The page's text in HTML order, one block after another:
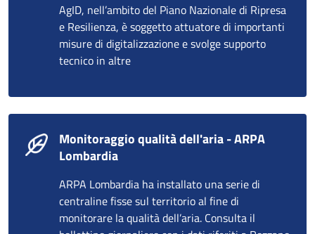
AgID, nell’ambito del Piano Nazionale di Ripresa
e Resilienza, è soggetto attuatore di importanti
misure di digitalizzazione e svolge supporto
tecnico in altre
Monitoraggio qualità dell'aria - ARPA
Lombardia
ARPA Lombardia ha installato una serie di
centraline fisse sul territorio al fine di
monitorare la qualità dell’aria. Consulta il